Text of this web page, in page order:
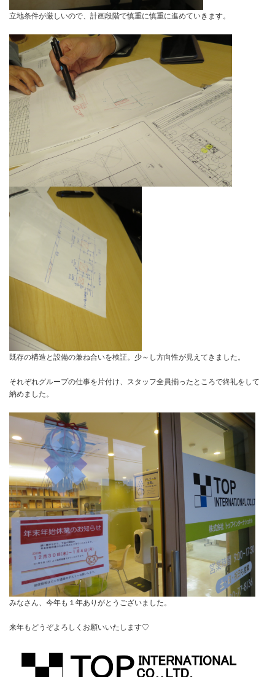
立地条件が厳しいので、計画段階で慎重に慎重に進めていきます。
既存の構造と設備の兼ね合いを検証。少～し方向性が見えてきました。
それぞれグループの仕事を片付け、スタッフ全員揃ったところで終礼をして
納めました。
みなさん、今年も１年ありがとうございました。
来年もどうぞよろしくお願いいたします♡